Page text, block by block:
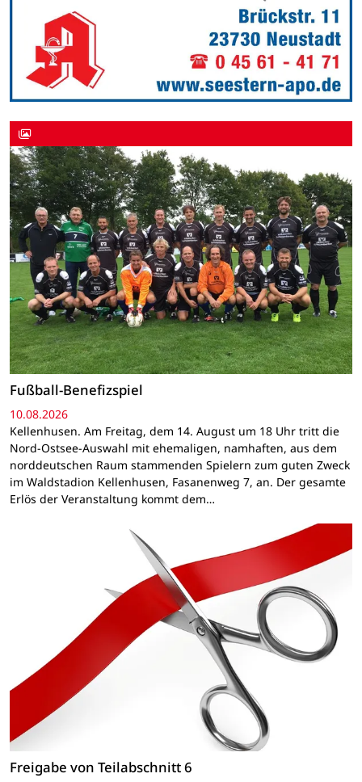
Fußball-Benefizspiel
10.08.2026
Kellenhusen. Am Freitag, dem 14. August um 18 Uhr tritt die
Nord-Ostsee-Auswahl mit ehemaligen, namhaften, aus dem
norddeutschen Raum stammenden Spielern zum guten Zweck
im Waldstadion Kellenhusen, Fasanenweg 7, an. Der gesamte
Erlös der Veranstaltung kommt dem…
Freigabe von Teilabschnitt 6